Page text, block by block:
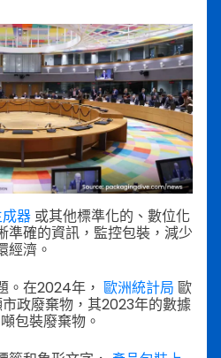
器 或其他標準化的、數位化
準確的資訊，監控包裝，減少
經濟。
。在2024年， 歐洲統計局 歐
政廢棄物，其2023年的數據
包裝廢棄物。